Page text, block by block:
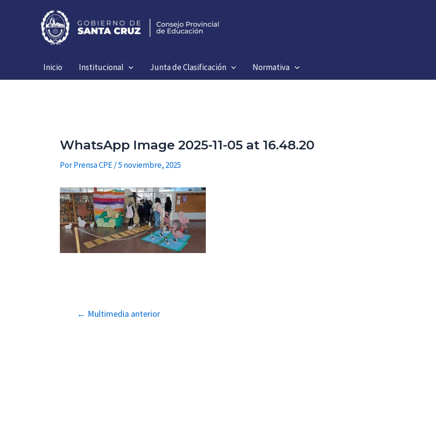
Inicio Institucional Junta de Clasificación Normativa
WhatsApp Image 2025-11-05 at 16.48.20
PorPrensa CPE/5 noviembre, 2025
Navegación
← Multimedia anterior